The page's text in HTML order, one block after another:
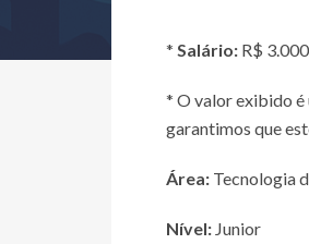
* Salário: R$
* O valor exibido é
garantimos que
Área: Tecnologia
Nível: Junior